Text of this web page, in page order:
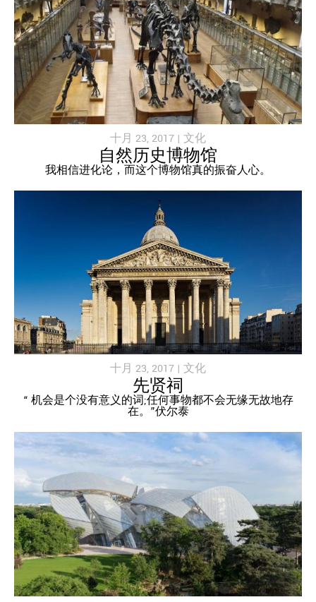
十月 23, 2017 | 文化
自然历史博物馆
我相信进化论，而这个博物馆真的振奋人心。
十月 23, 2017 | 文化
先贤祠
“ 机会是个没有意义的词;任何事物都不会无缘无故地存
在。”伏尔泰